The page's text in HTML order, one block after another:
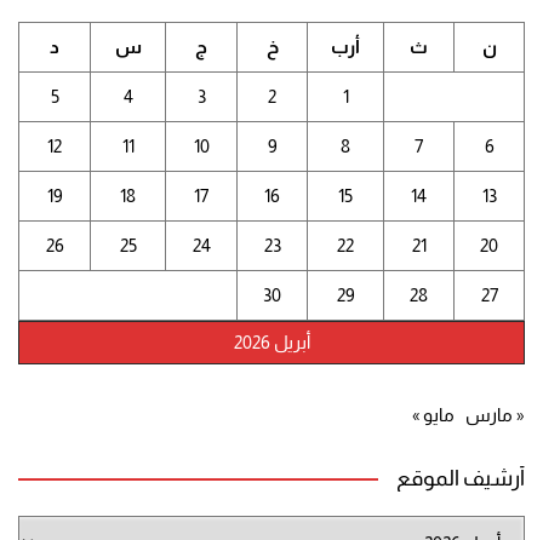
أبريل 2026
ن ث أرب خ ج س د
1
2
3
4
5
6
7
8
9
10
11
12
13
14
15
16
17
18
19
20
21
22
23
24
25
26
27
28
29
30
« مارس مايو »
أرشيف الموقع
أرشيف